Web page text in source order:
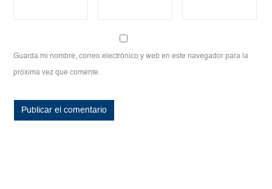
Guarda mi nombre, correo electrónico y web en este navegador para la
próxima vez que comente.